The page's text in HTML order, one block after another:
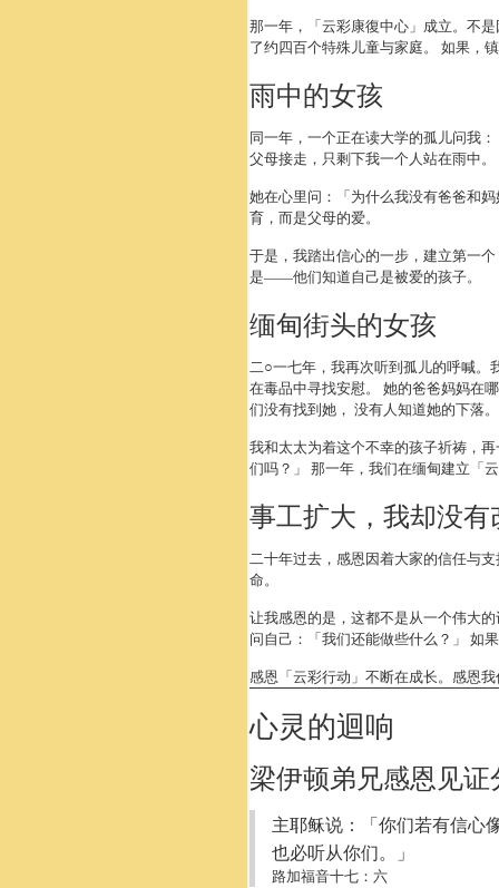
那一年，「云彩康復中心」成立。不
了约四百个特殊儿童与家庭。 如果，
雨中的女孩
同一年，一个正在读大学的孤儿问我
父母接走，只剩下我一个人站在雨中
她在心里问：「为什么我没有爸爸和
育，而是父母的爱。
于是，我踏出信心的一步，建立第一
是——他们知道自己是被爱的孩子。
缅甸街头的女孩
二○一七年，我再次听到孤儿的呼喊。
在毒品中寻找安慰。 她的爸爸妈妈在
们没有找到她， 没有人知道她的下落。
我和太太为着这个不幸的孩子祈祷，
们吗？」 那一年，我们在缅甸建立「
事工扩大，我却没有
二十年过去，感恩因着大家的信任与
命。
让我感恩的是，这都不是从一个伟大
问自己：「我们还能做些什么？」
感恩「云彩行动」不断在成长。感恩
心灵的迴响
梁伊顿弟兄感恩见证
主耶稣说：「你们若有信心
也必听从你们。」
路加福音十七：六